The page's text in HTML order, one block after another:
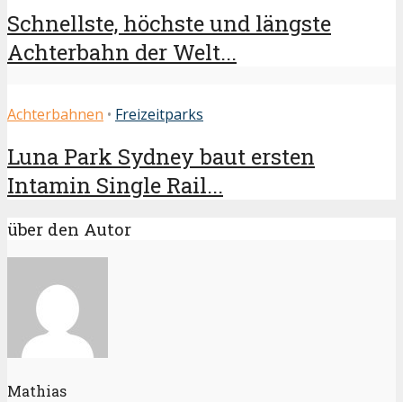
Schnellste, höchste und längste
Achterbahn der Welt...
Achterbahnen • Freizeitparks
Luna Park Sydney baut ersten
Intamin Single Rail...
über den Autor
Mathias